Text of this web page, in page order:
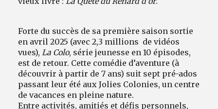
Forte du succès de sa première saison sortie
en avril 2025 (avec 2,3 millions de vidéos
vues),La Colo, série jeunesse en 10 épisodes,
est de retour. Cette comédie d’aventure (à
découvrir à partir de 7 ans) suit sept pré-ados
passant leur été aux Jolies Colonies, un centre
de vacances en pleine nature.
Entre activités, amitiés et défis personnels,